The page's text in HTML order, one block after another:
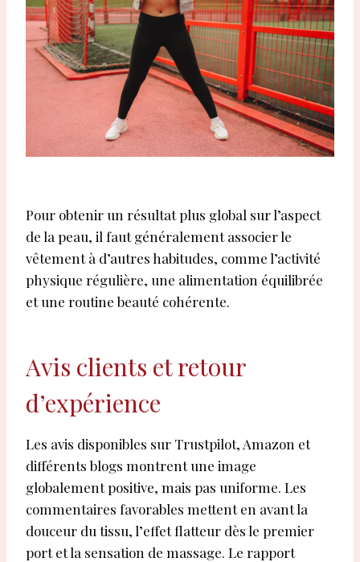
Pour obtenir un résultat plus global sur l’aspect
de la peau, il faut généralement associer le
vêtement à d’autres habitudes, comme l’activité
physique régulière, une alimentation équilibrée
et une routine beauté cohérente.
Avis clients et retour
d’expérience
Les avis disponibles sur Trustpilot, Amazon et
différents blogs montrent une image
globalement positive, mais pas uniforme. Les
commentaires favorables mettent en avant la
douceur du tissu, l’effet flatteur dès le premier
port et la sensation de massage. Le rapport